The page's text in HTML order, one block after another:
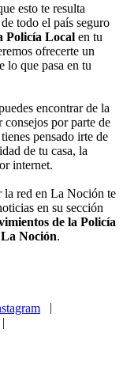
esto te resulta
todo el país seguro
Policía Local en tu
ofrecerte un
lo que pasa en tu
encontrar de la
por parte de
pensado irte de
de tu casa, la
internet.
la red en La Noción te
en su sección
de la Policía
La Noción.
|
|